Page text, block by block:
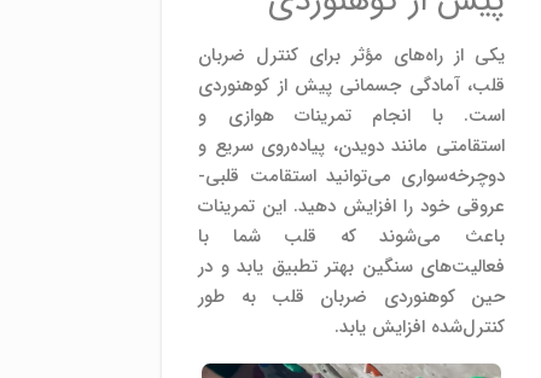
یکی از راه‌های مؤثر برای کنترل ضربان
قلب، آمادگی جسمانی پیش از کوهنوردی
است. با انجام تمرینات هوازی و
استقامتی مانند دویدن، پیاده‌روی سریع و
دوچرخه‌سواری می‌توانید استقامت قلبی-
عروقی خود را افزایش دهید. این تمرینات
باعث می‌شوند که قلب شما با
فعالیت‌های سنگین بهتر تطبیق یابد و در
حین کوهنوردی ضربان قلب به طور
کنترل‌شده افزایش یابد.